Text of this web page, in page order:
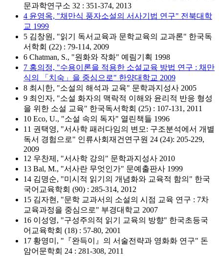
문과학연구소 32 : 351-374, 2013
4 윤영옥, "채만식 풍자소설의 서사기법 연구" 전북대학
교 1999
5 김창원, "읽기 독서교육과 문학교육의 교과론" 한국독
서학회 (22) : 79-114, 2009
6 Chatman, S., "원화와 작화" 예림기획 1998
7 홍의정, "수용이론을 적용한 소설교육 방법 연구 : 채만
식의 「치숙」을 중심으로" 한양대학교 2009
8 최시한, "소설의 해석과 교육" 문학과지성사 2005
9 최인자, "소설 화자의 맥락적 이해와 윤리적 반응 형성
을 위한 소설 교육" 한국독서학회 (25) : 107-131, 2011
10 Eco, U., "소설 속의 독자" 열린책들 1996
11 권택영, "서사학 패러다임의 변모: 구조분석에서 개별
독서 경험으로" 인류사회재건연구원 24 (24): 205-229,
2009
12 우찬제, "서사학 강의" 문학과지성사 2010
13 Bal, M., "서사란 무엇인가" 문예출판사 1999
14 김명순, "미시적 읽기의 개념화와 교육적 함의" 한국
국어교육학회 (90) : 285-314, 2012
15 김자현, "문학 교과서의 소설의 시점 교육 연구 : 7차
교육과정을 중심으로" 부경대학교 2007
16 이성영, "구성주의적 읽기 교육의 방향" 한국초등국
어교육학회 (18) : 57-80, 2001
17 황영미, "『완득이』의 서술전략과 영화화 연구" 돈
암어문학회 24 : 281-308, 2011